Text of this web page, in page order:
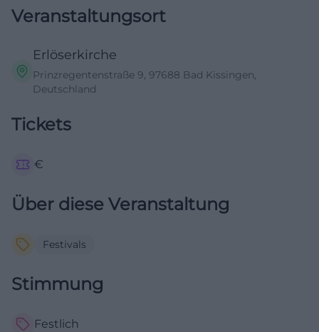
Veranstaltungsort
Erlöserkirche
Prinzregentenstraße 9, 97688 Bad Kissingen,
Deutschland
Tickets
€
Über diese Veranstaltung
Festivals
Stimmung
Festlich